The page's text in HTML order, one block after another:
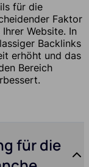
für die
Faktor
Website. In
Backlinks
erhöht und das
Bereich
für die